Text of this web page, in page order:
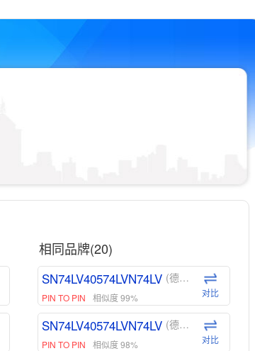
相同品牌(20)
SN74LV40574LVN74LV (德州仪器-TI)
PIN TO PIN 相似度 99% 对比
SN74LV40574LVN74LV (德州仪器-TI)
PIN TO PIN 相似度 98% 对比